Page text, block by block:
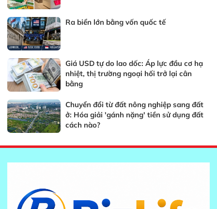
Ra biển lớn bằng vốn quốc tế
Giá USD tự do lao dốc: Áp lực đầu cơ hạ
nhiệt, thị trường ngoại hối trở lại cân
bằng
Chuyển đổi từ đất nông nghiệp sang đất
ở: Hóa giải 'gánh nặng' tiền sử dụng đất
cách nào?